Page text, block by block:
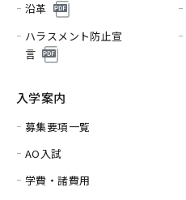
沿革
ハラスメント防止宣
言
入学案内
募集要項一覧
AO入試
学費・諸費用